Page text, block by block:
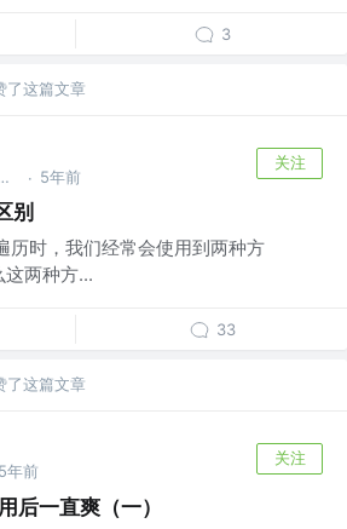
3
了这篇文章
师 @百度 · 5年前
关注
别
历时，我们经常会使用到两种方
两种方...
33
了这篇文章
5年前
关注
后一直爽（一）